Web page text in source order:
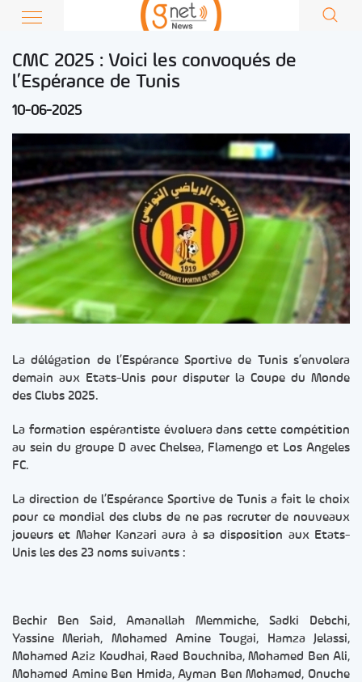
CMC 2025 : Voici les convoqués de
l’Espérance de Tunis
10-06-2025
La délégation de l’Espérance Sportive de Tunis s’envolera
demain aux Etats-Unis pour disputer la Coupe du Monde
des Clubs 2025.
La formation espérantiste évoluera dans cette compétition
au sein du groupe D avec Chelsea, Flamengo et Los Angeles
FC.
La direction de l’Espérance Sportive de Tunis a fait le choix
pour ce mondial des clubs de ne pas recruter de nouveaux
joueurs et Maher Kanzari aura à sa disposition aux Etats-
Unis les des 23 noms suivants :
Bechir Ben Said, Amanallah Memmiche, Sadki Debchi,
Yassine Meriah, Mohamed Amine Tougai, Hamza Jelassi,
Mohamed Aziz Koudhai, Raed Bouchniba, Mohamed Ben Ali,
Mohamed Amine Ben Hmida, Ayman Ben Mohamed, Onuche